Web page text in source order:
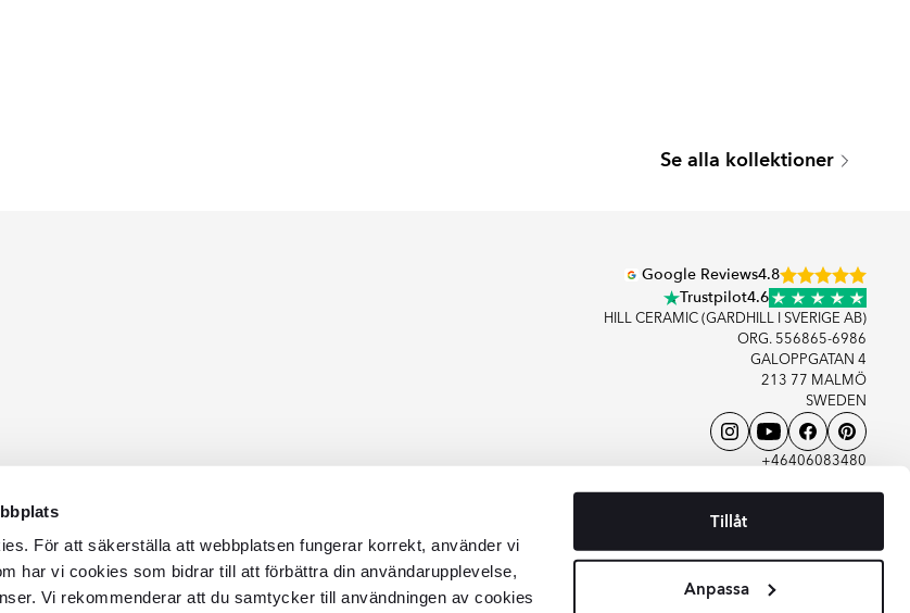
För att säkerställa att webbplatsen fungerar korrekt, använder vi
har vi cookies som bidrar till att förbättra din användarupplevelse,
Vi rekommenderar att du samtycker till användningen av cookies
Tillåt
Anpassa
Se alla kollektioner
Google Reviews4.8
Trustpilot4.6
HILL CERAMIC (GARDHILL I SVERIGE AB)
ORG. 556865-6986
GALOPPGATAN 4
213 77 MALMÖ
SWEDEN
+46406083480